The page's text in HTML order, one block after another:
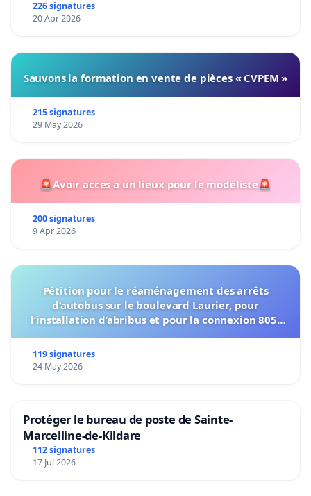
226 signatures
20 Apr 2026
Sauvons la formation en vente de pièces « CVPEM »
215 signatures
29 May 2026
🚨Avoir acces a un lieux pour le modéliste🚨
200 signatures
9 Apr 2026
Pétition pour le réaménagement des arrêts
d’autobus sur le boulevard Laurier, pour
l’installation d’abribus et pour la connexion 805-
119 signatures
24 May 2026
Protéger le bureau de poste de Sainte-
Marcelline-de-Kildare
112 signatures
17 Jul 2026